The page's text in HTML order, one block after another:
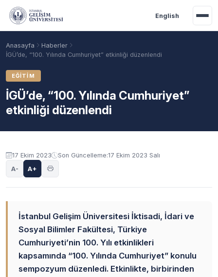
Ana içeriğe geç
English
Akademik Takvim
Anasayfa
Haberler
İGÜ’de, “100. Yılında Cumhuriyet” etkinliği düzenlendi
EĞITIM
İGÜ’de, “100. Yılında Cumhuriyet”
etkinliği düzenlendi
17 Ekim 2023 Son Güncelleme:17 Ekim 2023 Salı
A- A+
İstanbul Gelişim Üniversitesi İktisadi, İdari ve
Sosyal Bilimler Fakültesi, Türkiye
Cumhuriyeti’nin 100. Yılı etkinlikleri
kapsamında “100. Yılında Cumhuriyet” konulu
sempozyum düzenledi. Etkinlikte, birbirinden